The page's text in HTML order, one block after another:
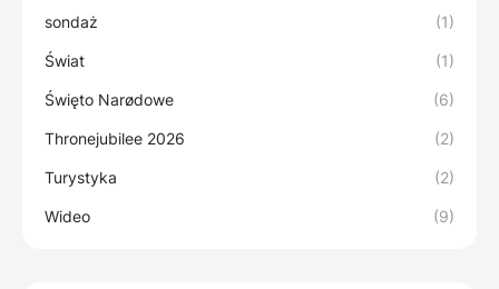
sondaż (1)
Świat (1)
Święto Narødowe (6)
Thronejubilee 2026 (2)
Turystyka (2)
Wideo (9)